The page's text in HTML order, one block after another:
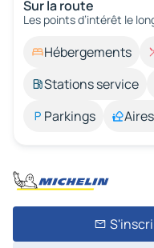
Sur la route
Les points d’intérêt le
Hébergements
Stations service
Parkings